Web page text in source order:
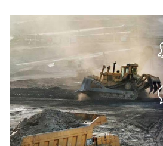
Смотреть проект